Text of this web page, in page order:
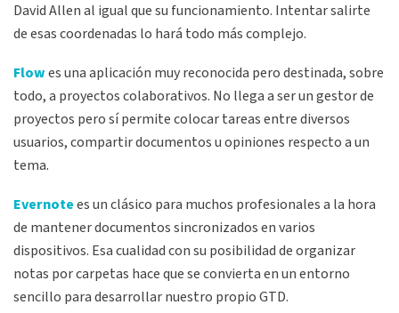
David Allen al igual que su funcionamiento. Intentar salirte
de esas coordenadas lo hará todo más complejo.
Flowes una aplicación muy reconocida pero destinada, sobre
todo, a proyectos colaborativos. No llega a ser un gestor de
proyectos pero sí permite colocar tareas entre diversos
usuarios, compartir documentos u opiniones respecto a un
tema.
Evernotees un clásico para muchos profesionales a la hora
de mantener documentos sincronizados en varios
dispositivos. Esa cualidad con su posibilidad de organizar
notas por carpetas hace que se convierta en un entorno
sencillo para desarrollar nuestro propio GTD.